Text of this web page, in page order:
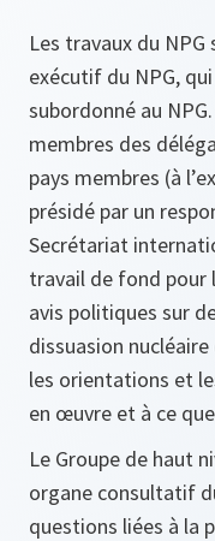
Les travaux du
exécutif du NPG,
subordonné au
membres des
pays membres (à
présidé par un
Secrétariat
travail de fond pour
avis politiques sur
dissuasion nucléaire
les orientations et
en œuvre et à ce
Le Groupe de haut
organe consultatif
questions liées à la